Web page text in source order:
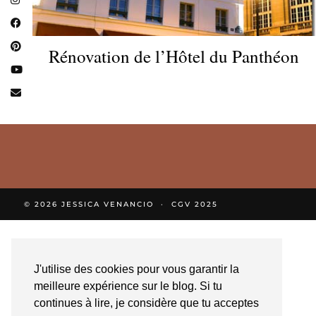
J'utilise des cookies pour vous garantir la
meilleure expérience sur le blog. Si tu
continues à lire, je considère que tu acceptes
Rénovation de l’Hôtel du Panthéon
© 2026 JESSICA VENANCIO CGV 2025